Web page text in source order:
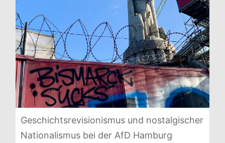
Geschichts­re­vi­sio­nis­mus und nost­al­gi­scher
Natio­na­lis­mus bei der AfD Hamburg